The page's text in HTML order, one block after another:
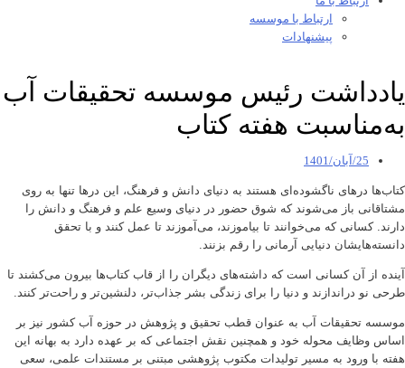
ارتباط با موسسه
پیشنهادات
یادداشت رئیس موسسه تحقیقات آب
به‌مناسبت هفته کتاب
25/آبان/1401
کتاب‌ها درهای ناگشوده‌ای هستند به دنیای دانش و فرهنگ، این درها تنها به روی
مشتاقانی باز می‌شوند که شوق حضور در دنیای وسیع علم و فرهنگ و دانش را
دارند. کسانی که می‌خوانند تا بیاموزند، می‌آموزند تا عمل کنند و با تحقق
دانسته‌هایشان دنیایی آرمانی را رقم بزنند.
آینده از آن کسانی است که داشته‌های دیگران را از قاب کتاب‌ها بیرون می‌کشند تا
طرحی نو دراندازند و دنیا را برای زندگی بشر جذاب‌تر، دلنشین‌تر و راحت‌تر کنند.
موسسه تحقیقات آب به عنوان قطب تحقیق و پژوهش در حوزه آب کشور نیز بر
اساس وظایف محوله خود و همچنین نقش اجتماعی که بر عهده دارد به بهانه این
هفته با ورود به مسیر تولیدات مکتوب پژوهشی مبتنی بر مستندات علمی، سعی